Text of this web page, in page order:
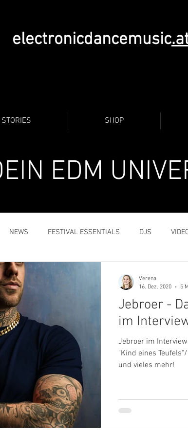
electronicdancemusic
STORIES SHOP
EDM
NEWS FESTIVAL ESSENTIALS DJS
Jebroer -
im
Jebroer im
"Kind eines
und vieles mehr!
Verena
16. Dez. 2020
5